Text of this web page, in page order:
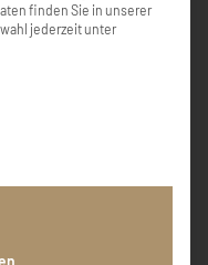
sie lehrt uns
zu leben.
recht ist
von
finden Sie in unserer
jederzeit unter
für die eine